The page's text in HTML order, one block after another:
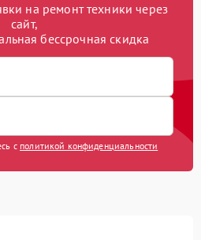
на ремонт техники через
сайт,
бессрочная скидка
с политикой конфиденциальности